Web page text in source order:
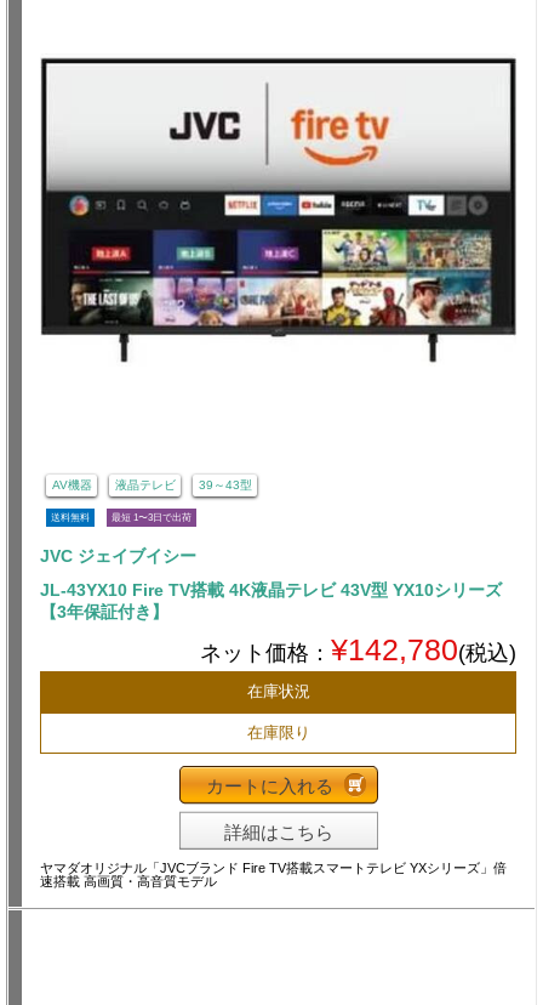
AV機器 液晶テレビ 39～43型
送料無料 最短 1〜3日で出荷
JVC ジェイブイシー
JL-43YX10 Fire TV搭載 4K液晶テレビ 43V型 YX10シリーズ
【3年保証付き】
ネット価格： ¥142,780(税込)
在庫状況
在庫限り
カートに入れる
詳細はこちら
ヤマダオリジナル「JVCブランド Fire TV搭載スマートテレビ YXシリーズ」倍
速搭載 高画質・高音質モデル